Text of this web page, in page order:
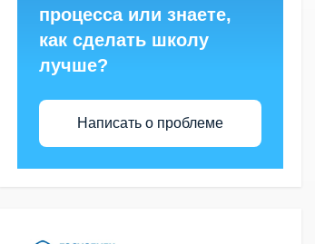
процесса или знаете,
как сделать школу
лучше?
Написать о проблеме